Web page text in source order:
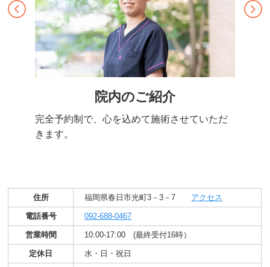
院内のご紹介
完全予約制で、心を込めて施術させていただ
きます。
住所 福岡県春日市光町3－3－7 アクセス
電話番号 092-688-0467
営業時間 10:00-17:00 (最終受付16時）
定休日 水・日・祝日